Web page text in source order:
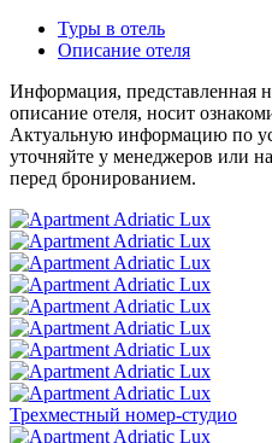
Туры в отель
Описание отеля
Информация, представленная
описание отеля, носит
Актуальную информацию по
уточняйте у менеджеров или
перед бронированием.
Трехместный номер-студио